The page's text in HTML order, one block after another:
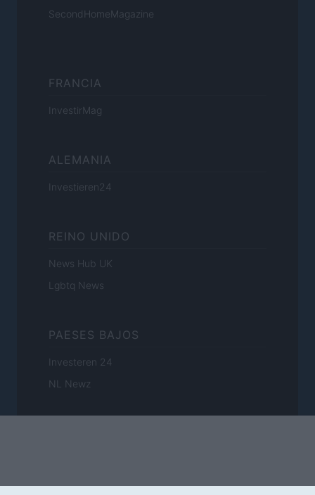
SecondHomeMagazine
FRANCIA
InvestirMag
ALEMANIA
Investieren24
REINO UNIDO
News Hub UK
Lgbtq News
PAESES BAJOS
Investeren 24
NL Newz